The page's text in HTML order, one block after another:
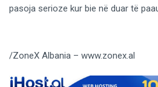
pasoja serioze kur bie në duar të
/ZoneX Albania – www.zonex.al